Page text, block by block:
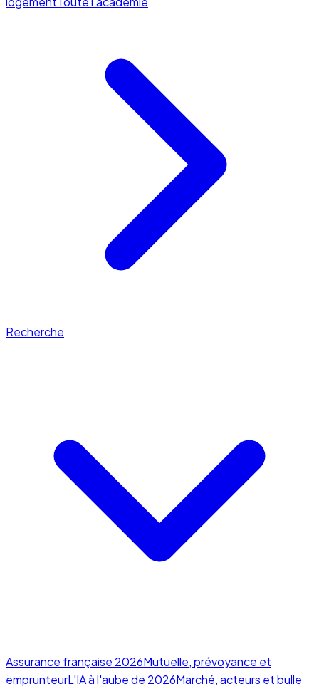
Recherche
Assurance française 2026Mutuelle, prévoyance et
emprunteurL'IA à l'aube de 2026Marché, acteurs et bulle